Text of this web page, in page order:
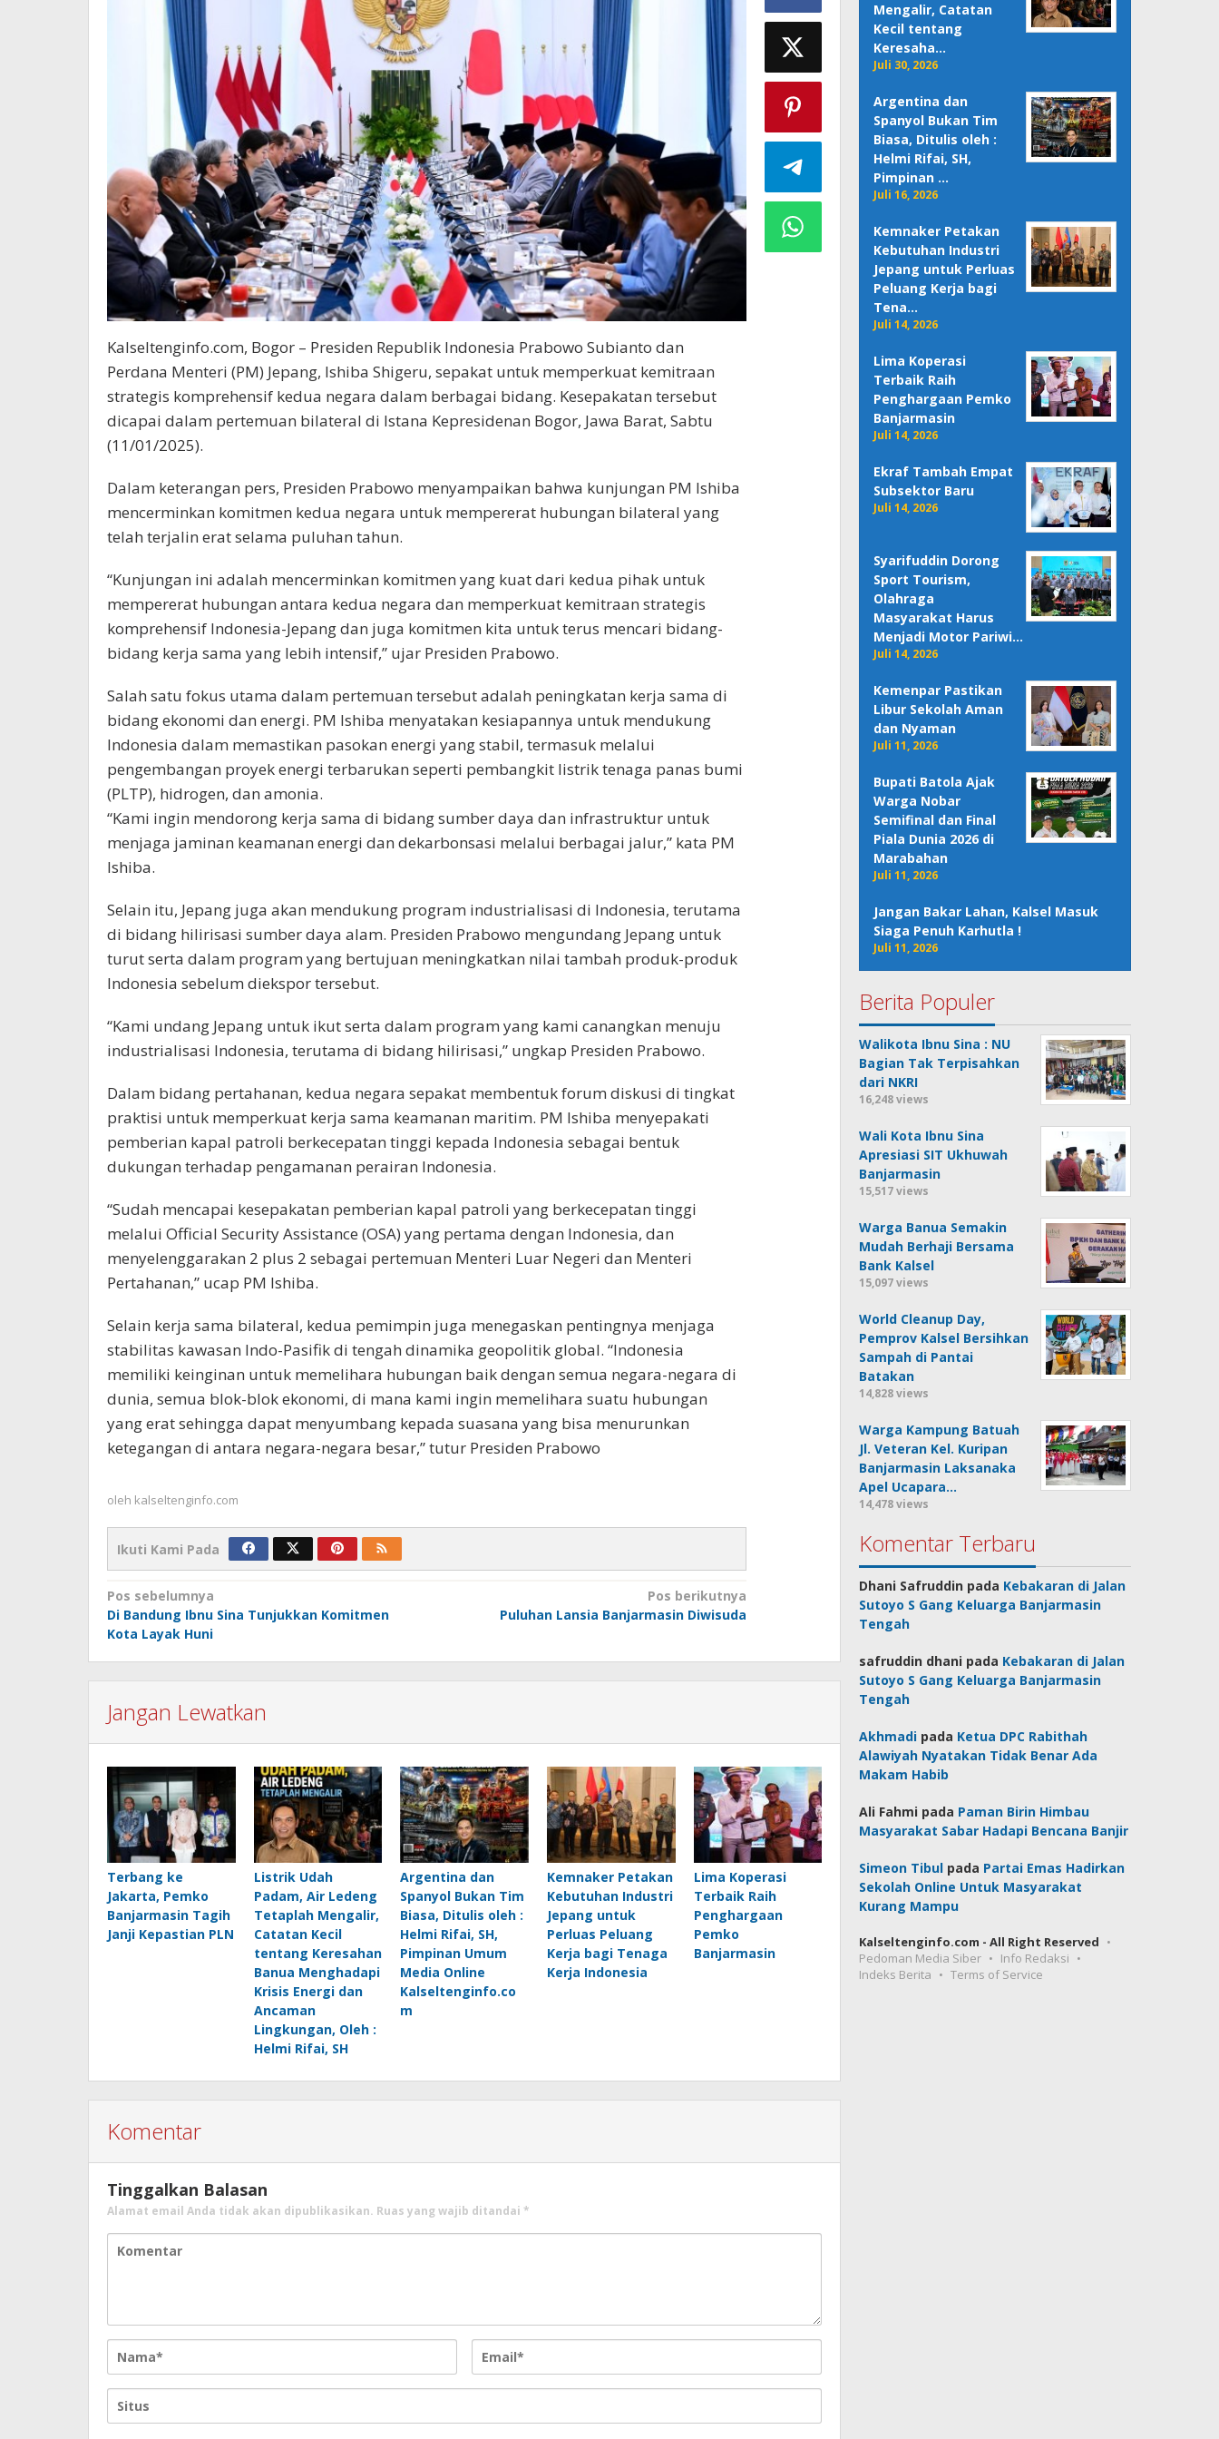
Kalseltenginfo.com, Bogor – Presiden Republik Indonesia Prabowo Subianto dan
Perdana Menteri (PM) Jepang, Ishiba Shigeru, sepakat untuk memperkuat kemitraan
strategis komprehensif kedua negara dalam berbagai bidang. Kesepakatan tersebut
dicapai dalam pertemuan bilateral di Istana Kepresidenan Bogor, Jawa Barat, Sabtu
(11/01/2025).
Dalam keterangan pers, Presiden Prabowo menyampaikan bahwa kunjungan PM Ishiba
mencerminkan komitmen kedua negara untuk mempererat hubungan bilateral yang
telah terjalin erat selama puluhan tahun.
“Kunjungan ini adalah mencerminkan komitmen yang kuat dari kedua pihak untuk
mempererat hubungan antara kedua negara dan memperkuat kemitraan strategis
komprehensif Indonesia-Jepang dan juga komitmen kita untuk terus mencari bidang-
bidang kerja sama yang lebih intensif,” ujar Presiden Prabowo.
Salah satu fokus utama dalam pertemuan tersebut adalah peningkatan kerja sama di
bidang ekonomi dan energi. PM Ishiba menyatakan kesiapannya untuk mendukung
Indonesia dalam memastikan pasokan energi yang stabil, termasuk melalui
pengembangan proyek energi terbarukan seperti pembangkit listrik tenaga panas bumi
(PLTP), hidrogen, dan amonia.
“Kami ingin mendorong kerja sama di bidang sumber daya dan infrastruktur untuk
menjaga jaminan keamanan energi dan dekarbonsasi melalui berbagai jalur,” kata PM
Ishiba.
Selain itu, Jepang juga akan mendukung program industrialisasi di Indonesia, terutama
di bidang hilirisasi sumber daya alam. Presiden Prabowo mengundang Jepang untuk
turut serta dalam program yang bertujuan meningkatkan nilai tambah produk-produk
Indonesia sebelum diekspor tersebut.
“Kami undang Jepang untuk ikut serta dalam program yang kami canangkan menuju
industrialisasi Indonesia, terutama di bidang hilirisasi,” ungkap Presiden Prabowo.
Dalam bidang pertahanan, kedua negara sepakat membentuk forum diskusi di tingkat
praktisi untuk memperkuat kerja sama keamanan maritim. PM Ishiba menyepakati
pemberian kapal patroli berkecepatan tinggi kepada Indonesia sebagai bentuk
dukungan terhadap pengamanan perairan Indonesia.
“Sudah mencapai kesepakatan pemberian kapal patroli yang berkecepatan tinggi
melalui Official Security Assistance (OSA) yang pertama dengan Indonesia, dan
menyelenggarakan 2 plus 2 sebagai pertemuan Menteri Luar Negeri dan Menteri
Pertahanan,” ucap PM Ishiba.
Selain kerja sama bilateral, kedua pemimpin juga menegaskan pentingnya menjaga
stabilitas kawasan Indo-Pasifik di tengah dinamika geopolitik global. “Indonesia
memiliki keinginan untuk memelihara hubungan baik dengan semua negara-negara di
dunia, semua blok-blok ekonomi, di mana kami ingin memelihara suatu hubungan
yang erat sehingga dapat menyumbang kepada suasana yang bisa menurunkan
ketegangan di antara negara-negara besar,” tutur Presiden Prabowo
oleh kalseltenginfo.com
Ikuti Kami Pada
Navigasi
pos
Pos sebelumnya
Di Bandung Ibnu Sina Tunjukkan Komitmen
Kota Layak Huni
Pos berikutnya
Puluhan Lansia Banjarmasin Diwisuda
Jangan Lewatkan
Terbang ke
Jakarta, Pemko
Banjarmasin Tagih
Janji Kepastian PLN
Listrik Udah
Padam, Air Ledeng
Tetaplah Mengalir,
Catatan Kecil
tentang Keresahan
Banua Menghadapi
Krisis Energi dan
Ancaman
Lingkungan, Oleh :
Helmi Rifai, SH
Argentina dan
Spanyol Bukan Tim
Biasa, Ditulis oleh :
Helmi Rifai, SH,
Pimpinan Umum
Media Online
Kalseltenginfo.co
m
Kemnaker Petakan
Kebutuhan Industri
Jepang untuk
Perluas Peluang
Kerja bagi Tenaga
Kerja Indonesia
Lima Koperasi
Terbaik Raih
Penghargaan
Pemko
Banjarmasin
Komentar
Tinggalkan Balasan
Alamat email Anda tidak akan dipublikasikan. Ruas yang wajib ditandai *
Mengalir, Catatan
Kecil tentang
Keresaha…
Juli 30, 2026
Argentina dan
Spanyol Bukan Tim
Biasa, Ditulis oleh :
Helmi Rifai, SH,
Pimpinan …
Juli 16, 2026
Kemnaker Petakan
Kebutuhan Industri
Jepang untuk Perluas
Peluang Kerja bagi
Tena…
Juli 14, 2026
Lima Koperasi
Terbaik Raih
Penghargaan Pemko
Banjarmasin
Juli 14, 2026
Ekraf Tambah Empat
Subsektor Baru
Juli 14, 2026
Syarifuddin Dorong
Sport Tourism,
Olahraga
Masyarakat Harus
Menjadi Motor Pariwi…
Juli 14, 2026
Kemenpar Pastikan
Libur Sekolah Aman
dan Nyaman
Juli 11, 2026
Bupati Batola Ajak
Warga Nobar
Semifinal dan Final
Piala Dunia 2026 di
Marabahan
Juli 11, 2026
Jangan Bakar Lahan, Kalsel Masuk
Siaga Penuh Karhutla !
Juli 11, 2026
Berita Populer
Walikota Ibnu Sina : NU
Bagian Tak Terpisahkan
dari NKRI
16,248 views
Wali Kota Ibnu Sina
Apresiasi SIT Ukhuwah
Banjarmasin
15,517 views
Warga Banua Semakin
Mudah Berhaji Bersama
Bank Kalsel
15,097 views
World Cleanup Day,
Pemprov Kalsel Bersihkan
Sampah di Pantai
Batakan
14,828 views
Warga Kampung Batuah
Jl. Veteran Kel. Kuripan
Banjarmasin Laksanaka
Apel Ucapara…
14,478 views
Komentar Terbaru
Dhani Safruddin pada Kebakaran di Jalan
Sutoyo S Gang Keluarga Banjarmasin
Tengah
safruddin dhani pada Kebakaran di Jalan
Sutoyo S Gang Keluarga Banjarmasin
Tengah
Akhmadi pada Ketua DPC Rabithah
Alawiyah Nyatakan Tidak Benar Ada
Makam Habib
Ali Fahmi pada Paman Birin Himbau
Masyarakat Sabar Hadapi Bencana Banjir
Simeon Tibul pada Partai Emas Hadirkan
Sekolah Online Untuk Masyarakat
Kurang Mampu
Kalseltenginfo.com - All Right Reserved
Pedoman Media Siber
Info Redaksi
Indeks Berita
Terms of Service